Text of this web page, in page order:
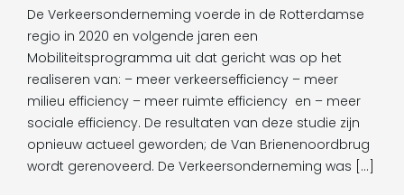
De Verkeersonderneming voerde in de Rotterdamse
regio in 2020 en volgende jaren een
Mobiliteitsprogramma uit dat gericht was op het
realiseren van: – meer verkeersefficiency – meer
milieu efficiency – meer ruimte efficiency en – meer
sociale efficiency. De resultaten van deze studie zijn
opnieuw actueel geworden; de Van Brienenoordbrug
wordt gerenoveerd. De Verkeersonderneming was […]